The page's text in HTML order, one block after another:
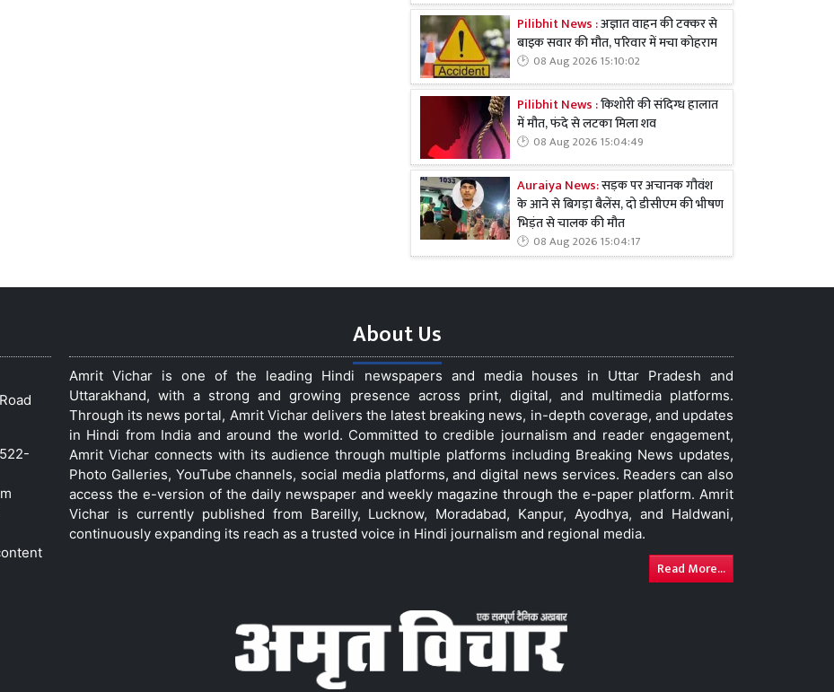
Pilibhit News :अज्ञात वाहन की टक्कर से
बाइक सवार की मौत, परिवार में मचा कोहराम
08 Aug 2026 15:10:02
Pilibhit News :किशोरी की संदिग्ध हालात
में मौत, फंदे से लटका मिला शव
08 Aug 2026 15:04:49
Auraiya News:सड़क पर अचानक गौवंश
के आने से बिगड़ा बैलेंस, दो डीसीएम की भीषण
भिड़ंत से चालक की मौत
08 Aug 2026 15:04:17
About Us
Amrit Vichar is one of the leading Hindi newspapers and media houses in Uttar Pradesh and
Uttarakhand, with a strong and growing presence across print, digital, and multimedia platforms.
Through its news portal, Amrit Vichar delivers the latest breaking news, in-depth coverage, and updates
in Hindi from India and around the world. Committed to credible journalism and reader engagement,
Amrit Vichar connects with its audience through multiple platforms including Breaking News updates,
Photo Galleries, YouTube channels, social media platforms, and digital news services. Readers can also
access the e-version of the daily newspaper and weekly magazine through the e-paper platform. Amrit
Vichar is currently published from Bareilly, Lucknow, Moradabad, Kanpur, Ayodhya, and Haldwani,
continuously expanding its reach as a trusted voice in Hindi journalism and regional media.
Read More...